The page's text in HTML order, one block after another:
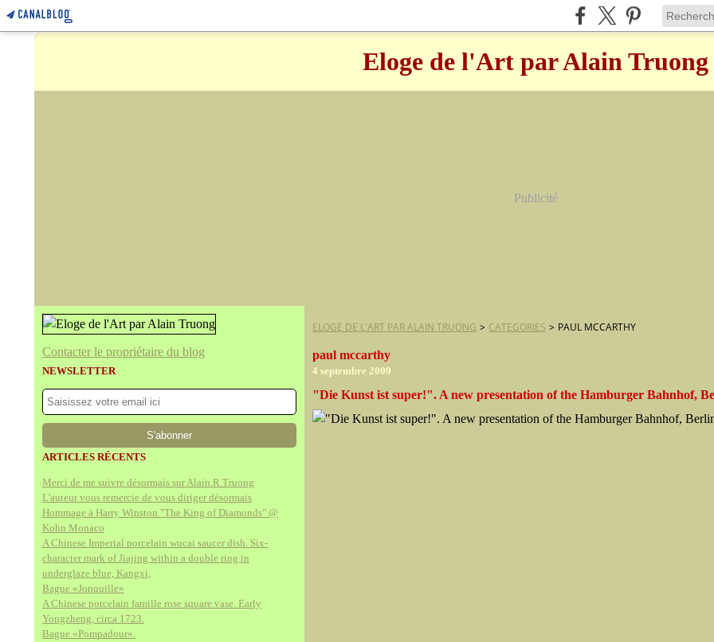
Eloge de l'Art par Alain Truong
Publicité
Contacter le propriétaire du blog
NEWSLETTER
ARTICLES RÉCENTS
Merci de me suivre désormais sur Alain.R.Truong
L'auteur vous remercie de vous diriger désormais
Hommage à Harry Winston "The King of Diamonds" @
Kohn Monaco
A Chinese Imperial porcelain wucai saucer dish. Six-
character mark of Jiajing within a double ring in
underglaze blue, Kangxi,
Bague «Jonquille»
A Chinese porcelain famille rose square vase. Early
Yongzheng, circa 1723.
Bague «Pompadour».
ELOGE DE L'ART PAR ALAIN TRUONG > CATEGORIES > PAUL MCCARTHY
paul mccarthy
4 septembre 2009
"Die Kunst ist super!". A new presentation of the Hamburger Bahnhof,